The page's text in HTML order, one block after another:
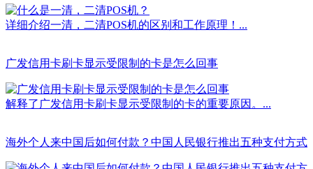
详细介绍一清，二清POS机的区别和工作原理！...
广发信用卡刷卡显示受限制的卡是怎么回事
解释了广发信用卡刷卡显示受限制的卡的重要原因。...
海外个人来中国后如何付款？中国人民银行推出五种支付方式